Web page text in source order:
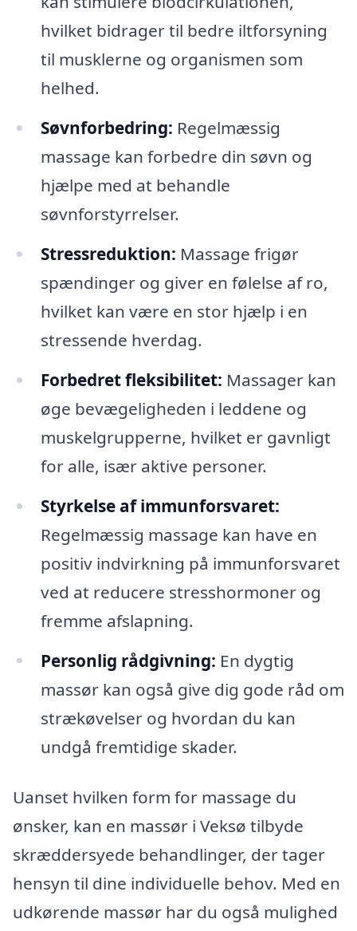
hvilket bidrager til bedre iltforsyning
til musklerne og organismen som
helhed.
Søvnforbedring: Regelmæssig
massage kan forbedre din søvn og
hjælpe med at behandle
søvnforstyrrelser.
Stressreduktion: Massage frigør
spændinger og giver en følelse af ro,
hvilket kan være en stor hjælp i en
stressende hverdag.
Forbedret fleksibilitet: Massager kan
øge bevægeligheden i leddene og
muskelgrupperne, hvilket er gavnligt
for alle, især aktive personer.
Styrkelse af immunforsvaret:
Regelmæssig massage kan have en
positiv indvirkning på immunforsvaret
ved at reducere stresshormoner og
fremme afslapning.
Personlig rådgivning: En dygtig
massør kan også give dig gode råd om
strækøvelser og hvordan du kan
undgå fremtidige skader.
Uanset hvilken form for massage du
ønsker, kan en massør i Veksø tilbyde
skræddersyede behandlinger, der tager
hensyn til dine individuelle behov. Med en
udkørende massør har du også mulighed